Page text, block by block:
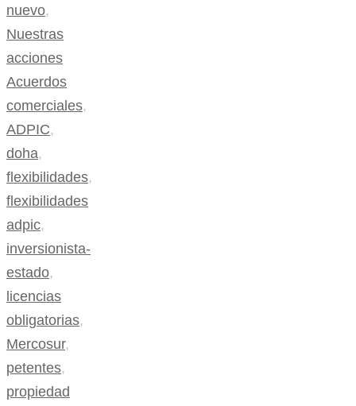
nuevo,
Nuestras
acciones
Acuerdos
comerciales,
ADPIC,
doha,
flexibilidades,
flexibilidades
adpic,
inversionista-
estado,
licencias
obligatorias,
Mercosur,
petentes,
propiedad